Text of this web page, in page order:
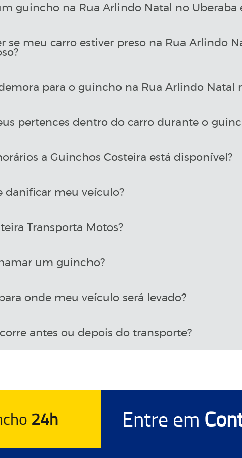
guincho na Rua Arlindo Natal no Uberaba
se meu carro estiver preso na Rua Arlindo
para o guincho na Rua Arlindo Natal
pertences dentro do carro durante o
a Guinchos Costeira está disponível?
danificar meu veículo?
Transporta Motos?
um guincho?
onde meu veículo será levado?
antes ou depois do transporte?
24h Entre em